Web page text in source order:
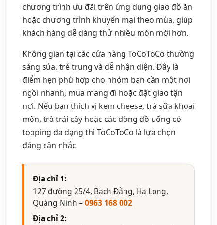
chương trình ưu đãi trên ứng dụng giao đồ ăn
hoặc chương trình khuyến mại theo mùa, giúp
khách hàng dễ dàng thử nhiều món mới hơn.
Không gian tại các cửa hàng ToCoToCo thường
sáng sủa, trẻ trung và dễ nhận diện. Đây là
điểm hẹn phù hợp cho nhóm bạn cần một nơi
ngồi nhanh, mua mang đi hoặc đặt giao tận
nơi. Nếu bạn thích vị kem cheese, trà sữa khoai
môn, trà trái cây hoặc các dòng đồ uống có
topping đa dạng thì ToCoToCo là lựa chọn
đáng cân nhắc.
Địa chỉ 1:
127 đường 25/4, Bạch Đằng, Hạ Long,
Quảng Ninh –0963 168 002
Địa chỉ 2: